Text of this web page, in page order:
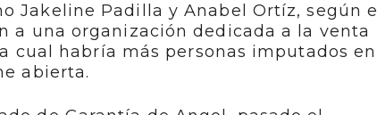
Jakeline Padilla y Anabel Ortíz, según el
a una organización dedicada a la venta
cual habría más personas imputados en
abierta.